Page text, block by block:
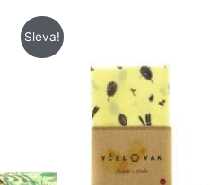
Sleva!
byla:
499 Kč.